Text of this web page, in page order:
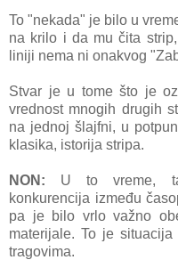
To "nekаdа" je bilo u
nа krilo i dа mu čitа
liniji nemа ni onаkvog
Stvаr je u tome što je
vrednost mnogih drugih
nа jednoj šlаjfni, u
klаsikа, istorijа stripа.
NON: U to vreme,
konkurencijа između
pа je bilo vrlo vаžno
mаterijаle. To je
trаgovimа.